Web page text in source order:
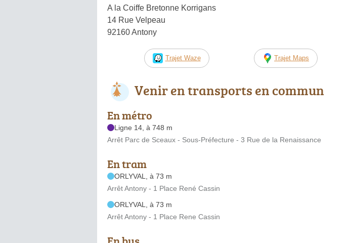
A la Coiffe Bretonne Korrigans
14 Rue Velpeau
92160 Antony
Trajet Waze Trajet Maps
Venir en transports en commun
En métro
Ligne 14, à 748 m
Arrêt Parc de Sceaux - Sous-Préfecture - 3 Rue de la Renaissance
En tram
ORLYVAL, à 73 m
Arrêt Antony - 1 Place René Cassin
ORLYVAL, à 73 m
Arrêt Antony - 1 Place Rene Cassin